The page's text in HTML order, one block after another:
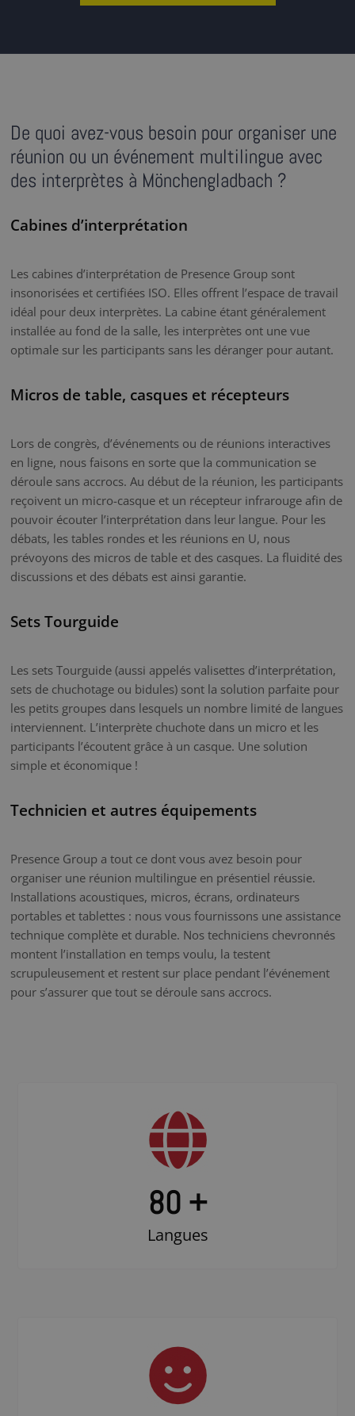
De quoi avez-vous besoin pour organiser une
réunion ou un événement multilingue avec
des interprètes à Mönchengladbach ?
Cabines d’interprétation
Les cabines d’interprétation de Presence Group sont
insonorisées et certifiées ISO. Elles offrent l’espace de travail
idéal pour deux interprètes. La cabine étant généralement
installée au fond de la salle, les interprètes ont une vue
optimale sur les participants sans les déranger pour autant.
Micros de table, casques et récepteurs
Lors de congrès, d’événements ou de réunions interactives
en ligne, nous faisons en sorte que la communication se
déroule sans accrocs. Au début de la réunion, les participants
reçoivent un micro-casque et un récepteur infrarouge afin de
pouvoir écouter l’interprétation dans leur langue. Pour les
débats, les tables rondes et les réunions en U, nous
prévoyons des micros de table et des casques. La fluidité des
discussions et des débats est ainsi garantie.
Sets Tourguide
Les sets Tourguide (aussi appelés valisettes d’interprétation,
sets de chuchotage ou bidules) sont la solution parfaite pour
les petits groupes dans lesquels un nombre limité de langues
interviennent. L’interprète chuchote dans un micro et les
participants l’écoutent grâce à un casque. Une solution
simple et économique !
Technicien et autres équipements
Presence Group a tout ce dont vous avez besoin pour
organiser une réunion multilingue en présentiel réussie.
Installations acoustiques, micros, écrans, ordinateurs
portables et tablettes : nous vous fournissons une assistance
technique complète et durable. Nos techniciens chevronnés
montent l’installation en temps voulu, la testent
scrupuleusement et restent sur place pendant l’événement
pour s’assurer que tout se déroule sans accrocs.
80 +
Langues